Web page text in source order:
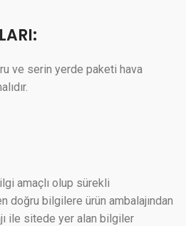
ve serin yerde paketi hava
amaçlı olup sürekli
doğru bilgilere ürün ambalajından
ile sitede yer alan bilgiler